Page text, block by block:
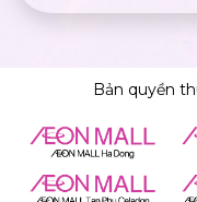
Bản quyền